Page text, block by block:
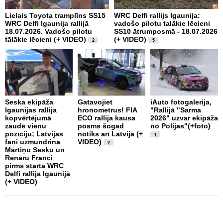
Lielais Toyota tramplīns SS15
WRC Delfi Igaunija rallijā
18.07.2026. Vadošo pilotu
tālākie lēcieni (+ VIDEO)
2
WRC Delfi rallijs Igaunija:
vadošo pilotu talākie lēcieni
SS10 ātrumposmā - 18.07.2026
(+ VIDEO)
5
Seska ekipāža
Igaunijas rallija
kopvērtējumā
zaudē vienu
pozīciju; Latvijas
fani uzmundrina
Mārtiņu Sesku un
Renāru Franci
pirms starta WRC
Delfi rallija Igaunijā
(+ VIDEO)
Gatavojiet
hronometrus! FIA
ECO rallija kausa
posms šogad
notiks arī Latvijā (+
VIDEO)
2
iAuto fotogalerija,
"Rallijā "Sarma
2026" uzvar ekipāža
no Polijas"(+foto)
1